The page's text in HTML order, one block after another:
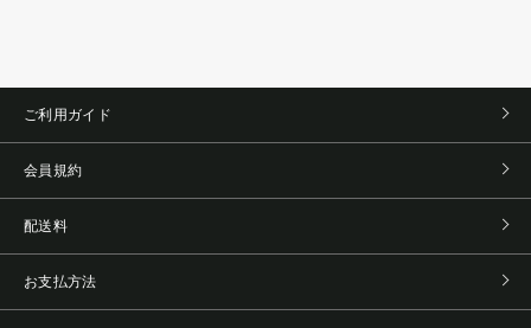
ご利用ガイド
会員規約
配送料
お支払方法